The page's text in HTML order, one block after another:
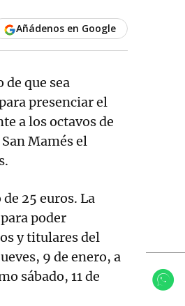
Añádenos en Google
de que sea
presenciar el
a los octavos de
Mamés el
25 euros. La
poder
y titulares del
9 de enero, a
sábado, 11 de